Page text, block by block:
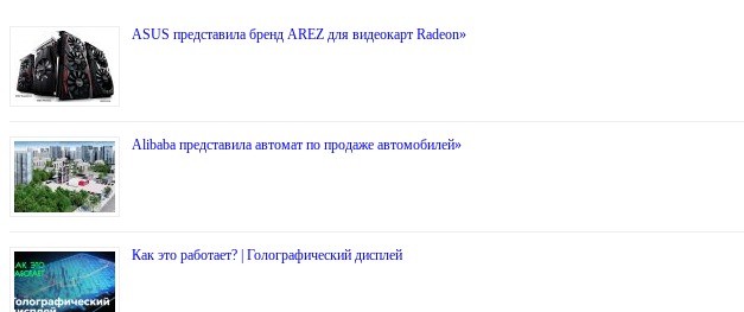
ASUS представила бренд AREZ для видеокарт Radeon»
Alibaba представила автомат по продаже автомобилей»
Как это работает? | Голографический дисплей